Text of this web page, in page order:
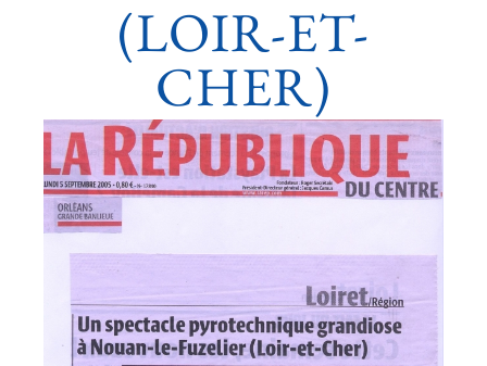
(LOIR-ET-
CHER)
Voir
l'image
agrandie